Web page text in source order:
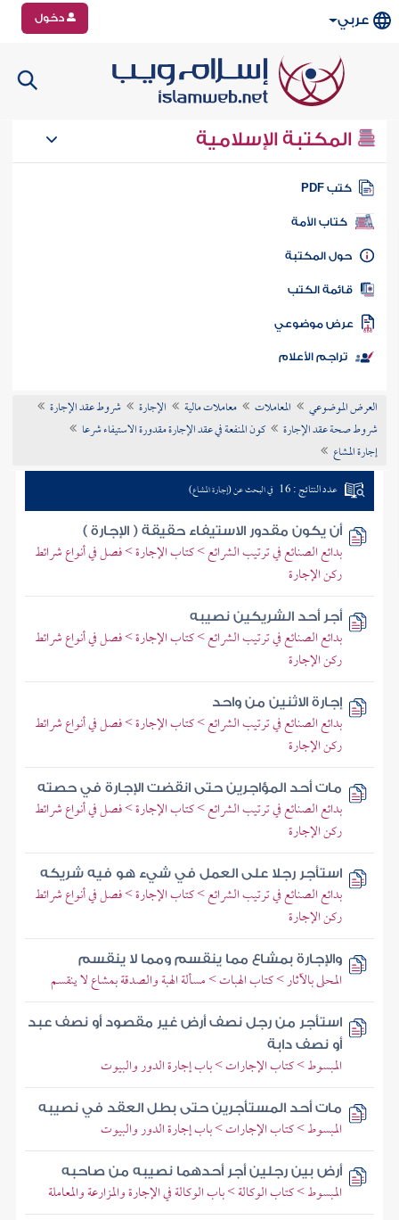
عربي دخول
المكتبة الإسلامية
كتب PDF
كتاب الأمة
المكتبة
الكتب
موضوعي
تراجم الأعلام
العرض الموضوعي المعاملات معاملات مالية الإجارة
شروط عقد الإجارة
شروط صحة عقد الإجارة
كون المنفعة في عقد الإجارة مقدورة الاستيفاء شرعا
إجارة المشاع
عدد النتائج : 16 في البحث عن (إجارة المشاع)
أن يكون مقدور الاستيفاء حقيقة ( الإجارة )
بدائع الصنائع في ترتيب الشرائع > كتاب الإجارة > فصل في أنواع شرائط
ركن الإجارة
أجر أحد الشريكين نصيبه
بدائع الصنائع في ترتيب الشرائع > كتاب الإجارة > فصل في أنواع شرائط
ركن الإجارة
إجارة الاثنين من واحد
بدائع الصنائع في ترتيب الشرائع > كتاب الإجارة > فصل في أنواع شرائط
ركن الإجارة
مات أحد المؤاجرين حتى انقضت الإجارة في حصته
بدائع الصنائع في ترتيب الشرائع > كتاب الإجارة > فصل في أنواع شرائط
ركن الإجارة
استأجر رجلا على العمل في شيء هو فيه شريكه
بدائع الصنائع في ترتيب الشرائع > كتاب الإجارة > فصل في أنواع شرائط
ركن الإجارة
والإجارة بمشاع مما ينقسم ومما لا ينقسم
المحلى بالآثار > كتاب الهبات > مسألة الهبة والصدقة بمشاع لا ينقسم
استأجر من رجل نصف أرض غير مقصود أو نصف عبد
أو نصف دابة
المبسوط > كتاب الإجارات > باب إجارة الدور والبيوت
مات أحد المستأجرين حتى بطل العقد في نصيبه
المبسوط > كتاب الإجارات > باب إجارة الدور والبيوت
أرض بين رجلين أجر أحدهما نصيبه من صاحبه
المبسوط > كتاب الوكالة > باب الوكالة في الإجارة والمزارعة والمعاملة